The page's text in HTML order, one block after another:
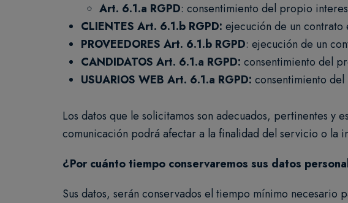
Art. 6.1.a RGPD: consentimiento del propio
CLIENTES Art. 6.1.b RGPD: ejecución de un contrato
PROVEEDORES Art. 6.1.b RGPD: ejecución de un
CANDIDATOS Art. 6.1.a RGPD: consentimiento del
USUARIOS WEB Art. 6.1.a RGPD: consentimiento
Los datos que le solicitamos son adecuados, pertinentes y
comunicación podrá afectar a la finalidad del servicio o la
¿Por cuánto tiempo conservaremos sus datos
Sus datos, serán conservados el tiempo mínimo